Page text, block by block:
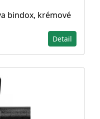
bindox, krémové
Detail